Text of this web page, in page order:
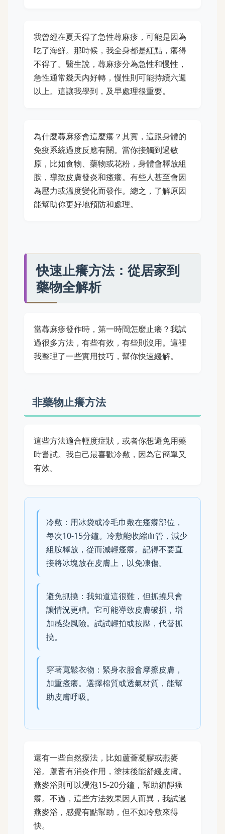
我曾經在夏天得了急性蕁麻疹，可能是因為
吃了海鮮。那時候，我全身都是紅點，癢得
不得了。醫生說，蕁麻疹分為急性和慢性，
急性通常幾天內好轉，慢性則可能持續六週
以上。這讓我學到，及早處理很重要。
為什麼蕁麻疹會這麼癢？其實，這跟身體的
免疫系統過度反應有關。當你接觸到過敏
原，比如食物、藥物或花粉，身體會釋放組
胺，導致皮膚發炎和瘙癢。有些人甚至會因
為壓力或溫度變化而發作。總之，了解原因
能幫助你更好地預防和處理。
快速止癢方法：從居家到
藥物全解析
當蕁麻疹發作時，第一時間怎麼止癢？我試
過很多方法，有些有效，有些則沒用。這裡
我整理了一些實用技巧，幫你快速緩解。
非藥物止癢方法
這些方法適合輕度症狀，或者你想避免用藥
時嘗試。我自己最喜歡冷敷，因為它簡單又
有效。
冷敷：用冰袋或冷毛巾敷在瘙癢部位，
每次10-15分鐘。冷敷能收縮血管，減少
組胺釋放，從而減輕瘙癢。記得不要直
接將冰塊放在皮膚上，以免凍傷。
避免抓撓：我知道這很難，但抓撓只會
讓情況更糟。它可能導致皮膚破損，增
加感染風險。試試輕拍或按壓，代替抓
撓。
穿著寬鬆衣物：緊身衣服會摩擦皮膚，
加重瘙癢。選擇棉質或透氣材質，能幫
助皮膚呼吸。
還有一些自然療法，比如蘆薈凝膠或燕麥
浴。蘆薈有消炎作用，塗抹後能舒緩皮膚。
燕麥浴則可以浸泡15-20分鐘，幫助鎮靜瘙
癢。不過，這些方法效果因人而異，我試過
燕麥浴，感覺有點幫助，但不如冷敷來得
快。